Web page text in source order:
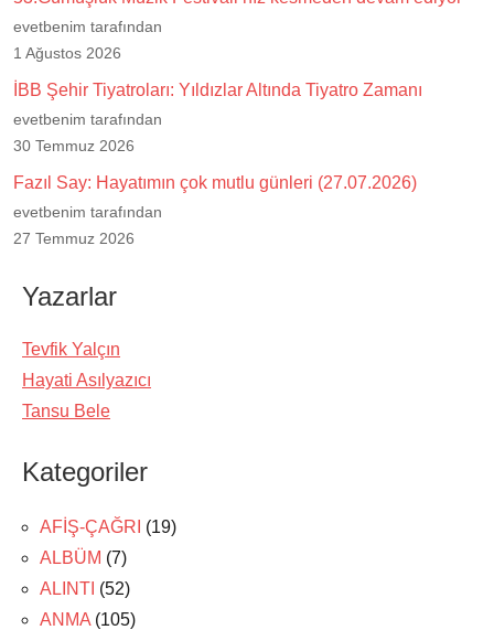
evetbenim tarafından
1 Ağustos 2026
İBB Şehir Tiyatroları: Yıldızlar Altında Tiyatro Zamanı
evetbenim tarafından
30 Temmuz 2026
Fazıl Say: Hayatımın çok mutlu günleri (27.07.2026)
evetbenim tarafından
27 Temmuz 2026
Yazarlar
Tevfik Yalçın
Hayati Asılyazıcı
Tansu Bele
Kategoriler
AFİŞ-ÇAĞRI (19)
ALBÜM (7)
ALINTI (52)
ANMA (105)